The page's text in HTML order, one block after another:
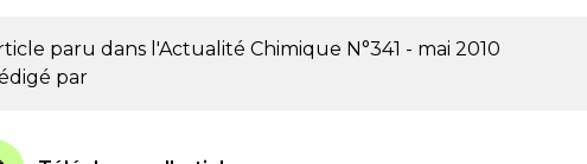
paru dans l'Actualité Chimique N°341 - mai 2010
par